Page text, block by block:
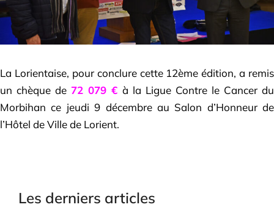
La Lorientaise, pour conclure cette 12ème édition, a remis
un chèque de 72 079 € à la Ligue Contre le Cancer du
Morbihan ce jeudi 9 décembre au Salon d’Honneur de
l’Hôtel de Ville de Lorient.
Les derniers articles